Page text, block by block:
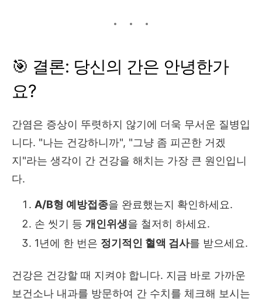
🎯 결론: 당신의 간은 안녕한가
요?
간염은 증상이 뚜렷하지 않기에 더욱 무서운 질병입
니다. "나는 건강하니까", "그냥 좀 피곤한 거겠
지"라는 생각이 간 건강을 해치는 가장 큰 원인입니
다.
A/B형 예방접종을 완료했는지 확인하세요.
손 씻기 등 개인위생을 철저히 하세요.
1년에 한 번은 정기적인 혈액 검사를 받으세요.
건강은 건강할 때 지켜야 합니다. 지금 바로 가까운
보건소나 내과를 방문하여 간 수치를 체크해 보시는